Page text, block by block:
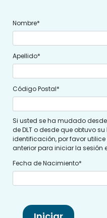
Nombre*
Apellido*
Código Postal*
Si usted se ha mudado
de DLT o desde que obtuvo
identificación, por favor
anterior para iniciar la sesión
Fecha de Nacimiento*